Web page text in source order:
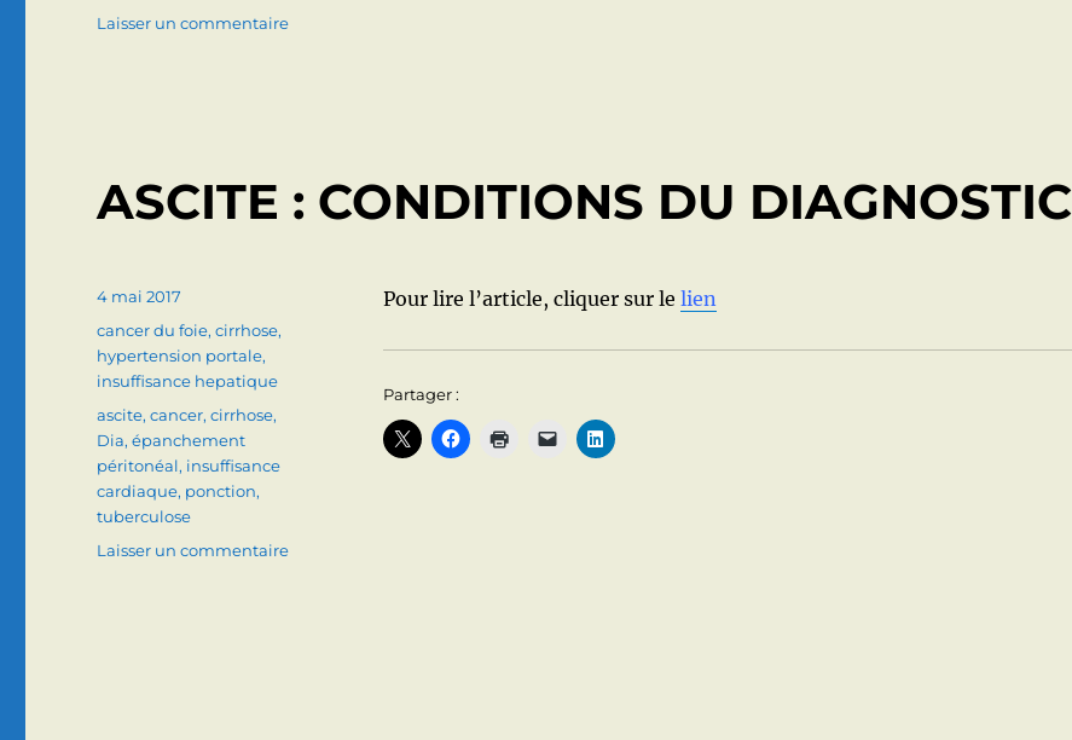
Laisser un commentairesur
(HEPATITE
HYPOXIQUE),
ASCITE : CONDITIONS DU DIAGNOSTIC
Pour lire l’article, cliquer sur le lien
Partager :
Publié
4 mai 2017
Catégories
cancer du foie,cirrhose,
hypertension portale,
insuffisance hepatique
Étiquettes
ascite,cancer,cirrhose,
Dia,épanchement
péritonéal, insuffisance
cardiaque, ponction,
tuberculose
Laisser un commentairesur